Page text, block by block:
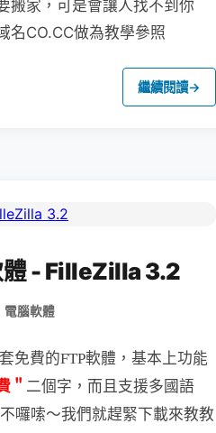
搬家，可是會讓人找不到你
名CO.CC做為教學參照
繼續閱讀→
體 - FilleZilla 3.2
電腦軟體
免費的FTP軟體，基本上功能
＂ 二個字， 而且支援多國語
不囉嗦～我們就趕緊下載來教教